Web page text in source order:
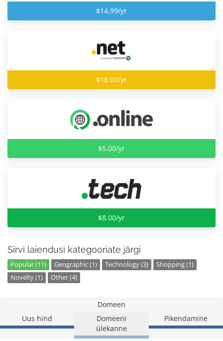
$14.99/yr
$18.00/yr
$5.00/yr
$8.00/yr
Sirvi laiendusi kategooriate järgi
Popular (11) Geographic (1) Technology (3)
Shopping (1)
Novelty (1)
Other (4)
Domeen
Uus hind
Domeeni
ülekanne
Pikendamine